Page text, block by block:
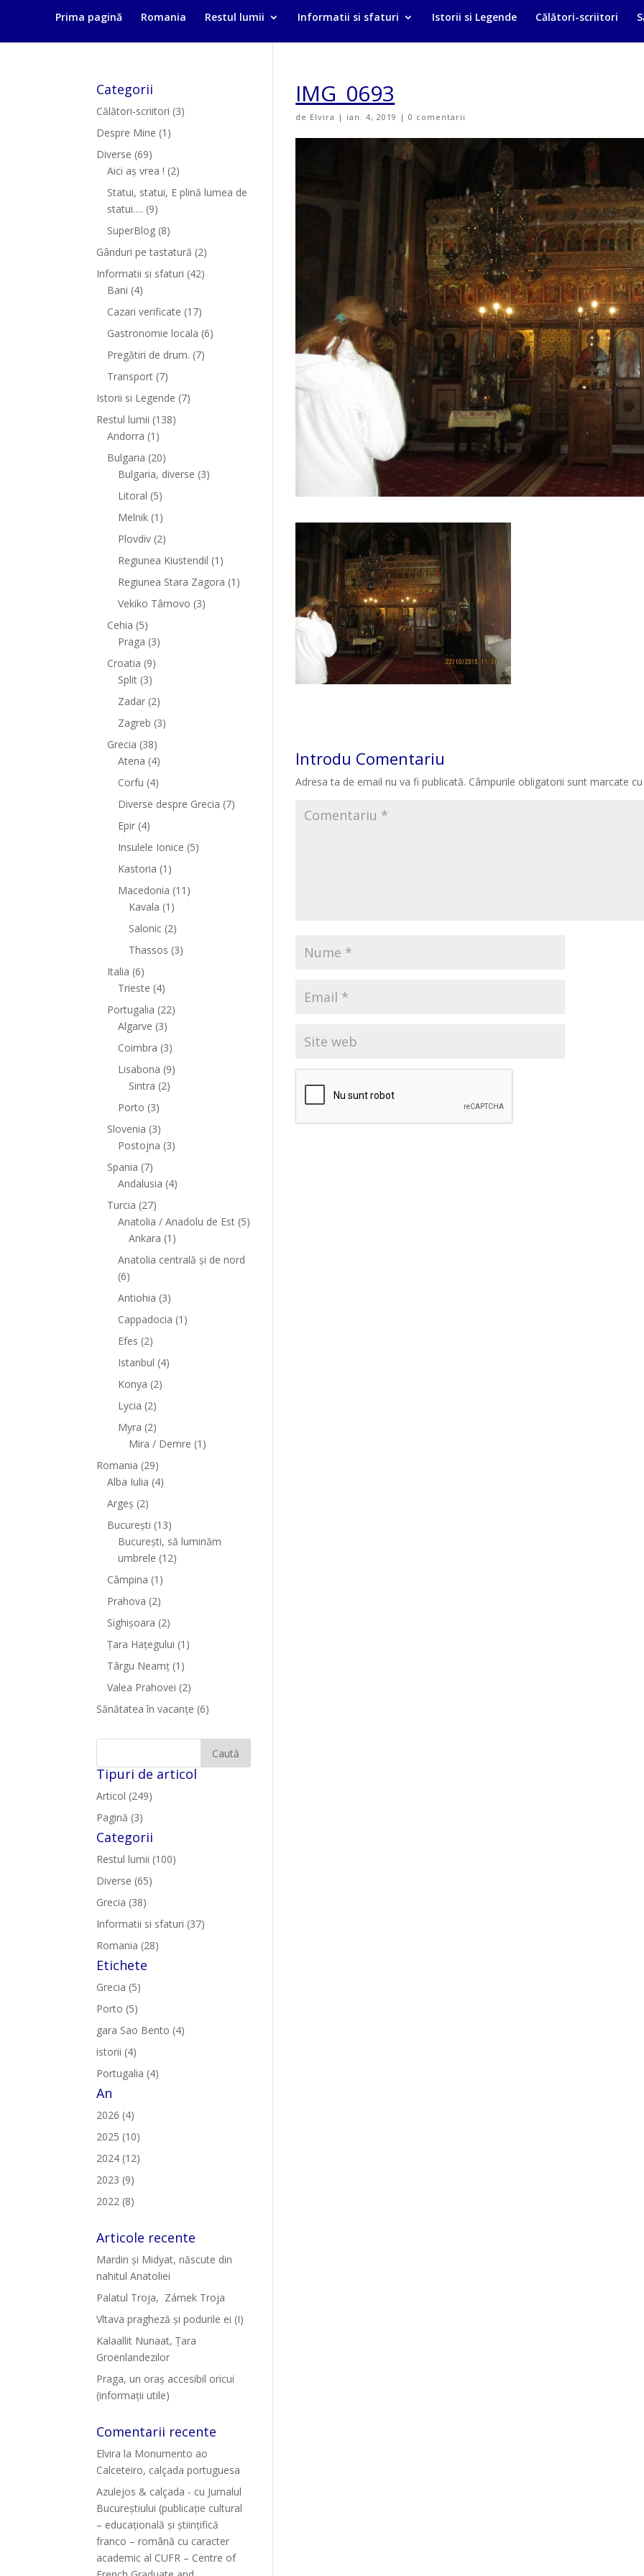
Prima pagină Romania Restul lumii Informatii si sfaturi Istorii si Legende Călători-scriitori
IMG_0693
de Elvira | ian. 4, 2019 |0 comentarii
Introdu Comentariu
Adresa ta de email nu va fi publicată. Câmpurile obligatorii sunt marcate
Categorii
Călători-scriitori (3)
Despre Mine (1)
Diverse (69)
Aici aș vrea ! (2)
Statui, statui, E plină lumea de
statui…. (9)
SuperBlog (8)
Gânduri pe tastatură (2)
Informatii si sfaturi (42)
Bani (4)
Cazari verificate (17)
Gastronomie locala (6)
Pregătiri de drum. (7)
Transport (7)
Istorii si Legende (7)
Restul lumii (138)
Andorra (1)
Bulgaria (20)
Bulgaria, diverse (3)
Litoral (5)
Melnik (1)
Plovdiv (2)
Regiunea Kiustendil (1)
Regiunea Stara Zagora (1)
Vekiko Târnovo (3)
Cehia (5)
Praga (3)
Croatia (9)
Split (3)
Zadar (2)
Zagreb (3)
Grecia (38)
Atena (4)
Corfu (4)
Diverse despre Grecia (7)
Epir (4)
Insulele Ionice (5)
Kastoria (1)
Macedonia (11)
Kavala (1)
Salonic (2)
Thassos (3)
Italia (6)
Trieste (4)
Portugalia (22)
Algarve (3)
Coimbra (3)
Lisabona (9)
Sintra (2)
Porto (3)
Slovenia (3)
Postojna (3)
Spania (7)
Andalusia (4)
Turcia (27)
Anatolia / Anadolu de Est (5)
Ankara (1)
Anatolia centrală și de nord
(6)
Antiohia (3)
Cappadocia (1)
Efes (2)
Istanbul (4)
Konya (2)
Lycia (2)
Myra (2)
Mira / Demre (1)
Romania (29)
Alba Iulia (4)
Argeș (2)
București (13)
București, să luminăm
umbrele (12)
Câmpina (1)
Prahova (2)
Sighişoara (2)
Țara Hațegului (1)
Târgu Neamţ (1)
Valea Prahovei (2)
Sănătatea în vacanțe (6)
Tipuri de articol
Articol (249)
Pagină (3)
Categorii
Restul lumii (100)
Diverse (65)
Grecia (38)
Informatii si sfaturi (37)
Romania (28)
Etichete
Grecia (5)
Porto (5)
gara Sao Bento (4)
istorii (4)
Portugalia (4)
An
2026 (4)
2025 (10)
2024 (12)
2023 (9)
2022 (8)
Articole recente
Mardin și Midyat, născute din
nahitul Anatoliei
Palatul Troja, Zámek Troja
Vltava pragheză și podurile ei (I)
Kalaallit Nunaat, Țara
Groenlandezilor
Praga, un oraș accesibil oricui
(informații utile)
Comentarii recente
Elvira la Monumento ao
Calceteiro, calçada portuguesa
Azulejos & calçada - cu Jurnalul
Bucureștiului (publicație cultural
– educațională și științifică
franco – română cu caracter
academic al CUFR – Centre of